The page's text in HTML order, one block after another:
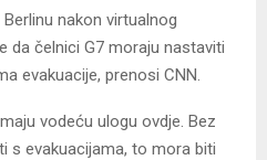
nakon virtualnog
da čelnici G7 moraju nastaviti
evakuacije, prenosi CNN.
vodeću ulogu ovdje. Bez
s evakuacijama, to mora biti